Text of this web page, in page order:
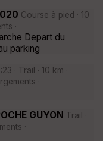
Course à pied · 10
·
Depart du
parking
· Trail · 10 km ·
·
GUYON Trail ·
·